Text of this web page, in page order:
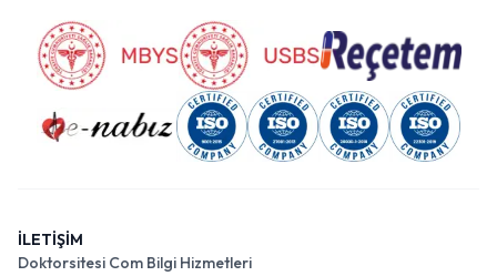
İLETİŞİM
Doktorsitesi Com Bilgi Hizmetleri